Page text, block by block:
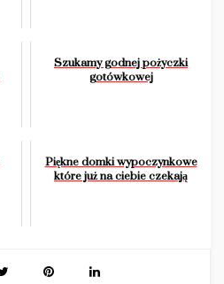
Szukamy godnej pożyczki
gotówkowej
Piękne domki wypoczynkowe
które już na ciebie czekają